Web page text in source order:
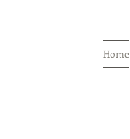
Home